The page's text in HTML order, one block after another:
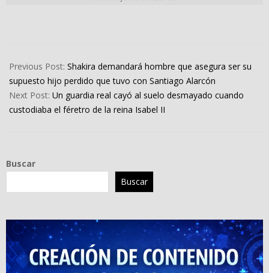
09-
15
Previous Post: Shakira demandará hombre que asegura ser su
supuesto hijo perdido que tuvo con Santiago Alarcón
Next Post: Un guardia real cayó al suelo desmayado cuando
custodiaba el féretro de la reina Isabel II
Buscar
Buscar